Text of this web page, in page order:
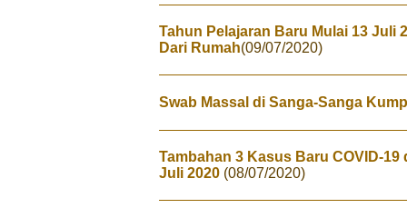
Tahun Pelajaran Baru Mulai 13 Juli
Dari Rumah(09/07/2020)
Swab Massal di Sanga-Sanga
Tambahan 3 Kasus Baru COVID-
Juli 2020 (08/07/2020)